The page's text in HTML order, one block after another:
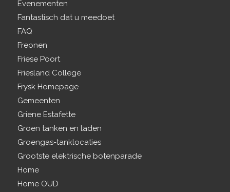
Evenementen
Fantastisch dat u meedoet
FAQ
Freonen
Friese Poort
Friesland College
Frysk Homepage
Gemeenten
Griene Estafette
Groen tanken en laden
Groengas-tanklocaties
Grootste elektrische botenparade
Home
Home OUD